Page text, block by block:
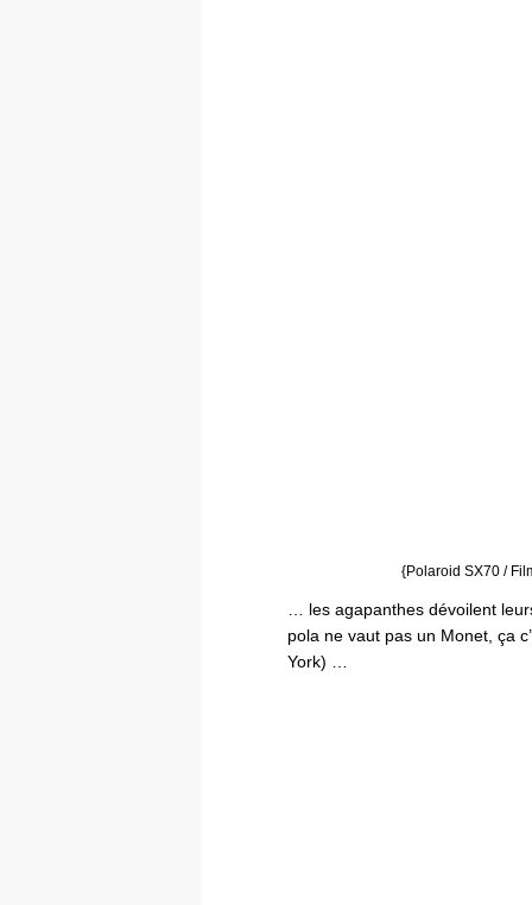
{Polaroid SX70 /
… les agapanthes dévoilent
pola ne vaut pas un Monet, ça
York) …